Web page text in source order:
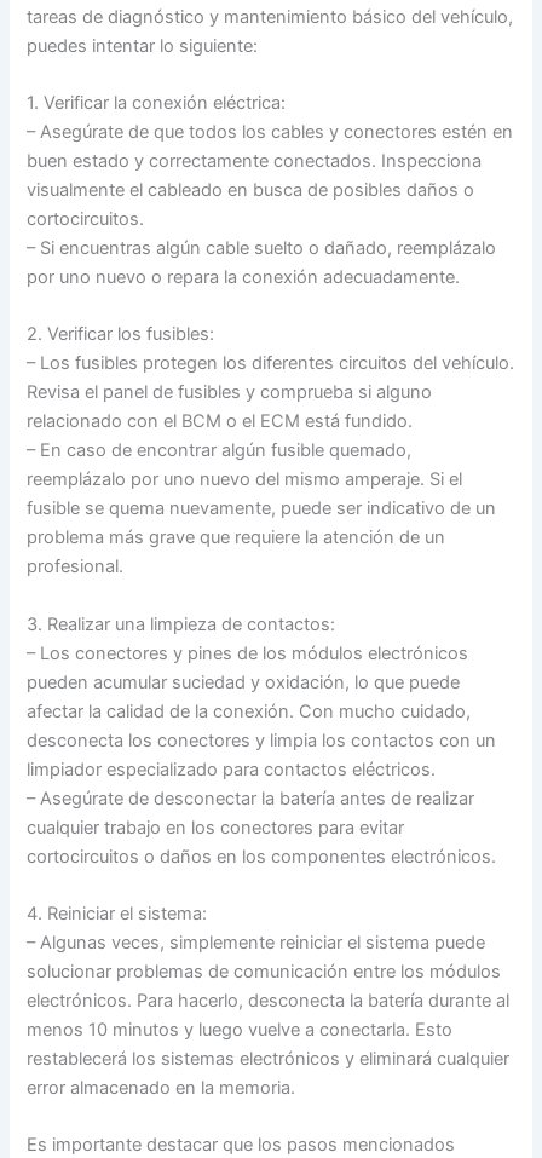
tareas de diagnóstico y mantenimiento básico del vehículo,
puedes intentar lo siguiente:
1. Verificar la conexión eléctrica:
– Asegúrate de que todos los cables y conectores estén en
buen estado y correctamente conectados. Inspecciona
visualmente el cableado en busca de posibles daños o
cortocircuitos.
– Si encuentras algún cable suelto o dañado, reemplázalo
por uno nuevo o repara la conexión adecuadamente.
2. Verificar los fusibles:
– Los fusibles protegen los diferentes circuitos del vehículo.
Revisa el panel de fusibles y comprueba si alguno
relacionado con el BCM o el ECM está fundido.
– En caso de encontrar algún fusible quemado,
reemplázalo por uno nuevo del mismo amperaje. Si el
fusible se quema nuevamente, puede ser indicativo de un
problema más grave que requiere la atención de un
profesional.
3. Realizar una limpieza de contactos:
– Los conectores y pines de los módulos electrónicos
pueden acumular suciedad y oxidación, lo que puede
afectar la calidad de la conexión. Con mucho cuidado,
desconecta los conectores y limpia los contactos con un
limpiador especializado para contactos eléctricos.
– Asegúrate de desconectar la batería antes de realizar
cualquier trabajo en los conectores para evitar
cortocircuitos o daños en los componentes electrónicos.
4. Reiniciar el sistema:
– Algunas veces, simplemente reiniciar el sistema puede
solucionar problemas de comunicación entre los módulos
electrónicos. Para hacerlo, desconecta la batería durante al
menos 10 minutos y luego vuelve a conectarla. Esto
restablecerá los sistemas electrónicos y eliminará cualquier
error almacenado en la memoria.
Es importante destacar que los pasos mencionados